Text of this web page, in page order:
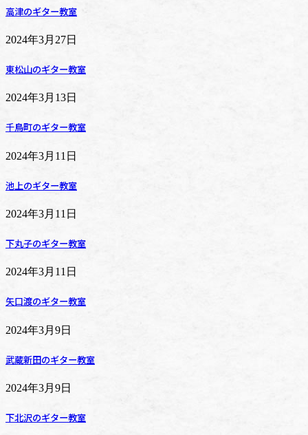
高津のギター教室
2024年3月27日
東松山のギター教室
2024年3月13日
千鳥町のギター教室
2024年3月11日
池上のギター教室
2024年3月11日
下丸子のギター教室
2024年3月11日
矢口渡のギター教室
2024年3月9日
武蔵新田のギター教室
2024年3月9日
下北沢のギター教室